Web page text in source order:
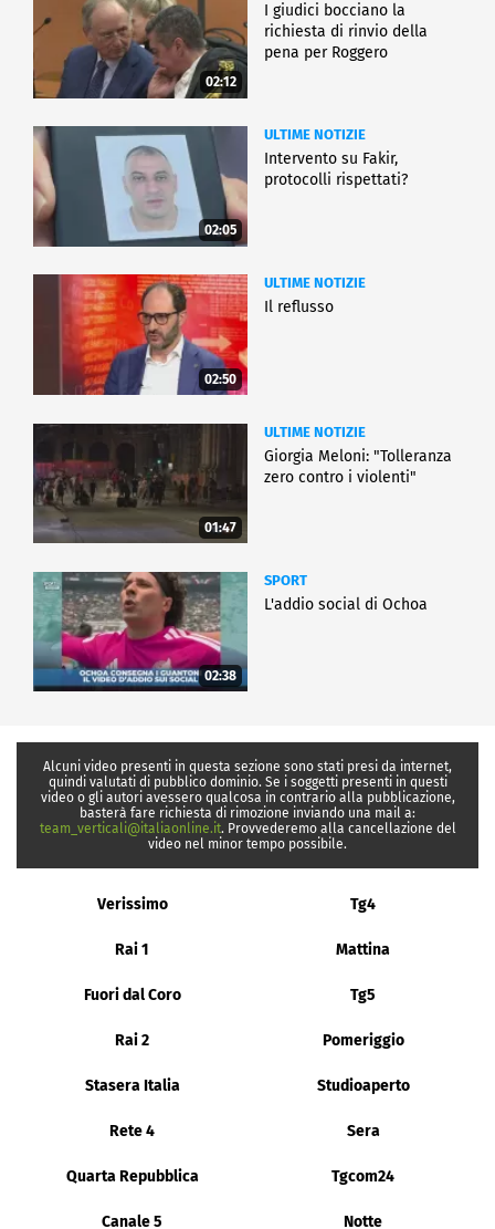
02:12
I giudici bocciano la
richiesta di rinvio della
pena per Roggero
02:05
ULTIME NOTIZIE
Intervento su Fakir,
protocolli rispettati?
02:50
ULTIME NOTIZIE
Il reflusso
01:47
ULTIME NOTIZIE
Giorgia Meloni: "Tolleranza
zero contro i violenti"
02:38
SPORT
L'addio social di Ochoa
Alcuni video presenti in questa sezione sono stati presi da internet,
quindi valutati di pubblico dominio. Se i soggetti presenti in questi
video o gli autori avessero qualcosa in contrario alla pubblicazione,
basterà fare richiesta di rimozione inviando una mail a:
team_verticali@italiaonline.it. Provvederemo alla cancellazione del
video nel minor tempo possibile.
Verissimo Tg4
Rai 1 Mattina
Fuori dal Coro Tg5
Rai 2 Pomeriggio
Stasera Italia Studioaperto
Rete 4 Sera
Quarta Repubblica Tgcom24
Canale 5 Notte